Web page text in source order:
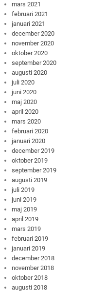
mars 2021
februari 2021
januari 2021
december 2020
november 2020
oktober 2020
september 2020
augusti 2020
juli 2020
juni 2020
maj 2020
april 2020
mars 2020
februari 2020
januari 2020
december 2019
oktober 2019
september 2019
augusti 2019
juli 2019
juni 2019
maj 2019
april 2019
mars 2019
februari 2019
januari 2019
december 2018
november 2018
oktober 2018
augusti 2018